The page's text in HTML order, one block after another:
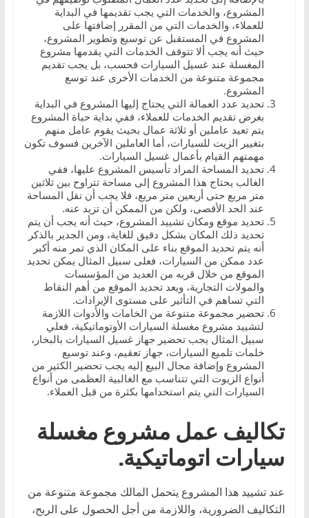
المشروع، والخدمات التي يجب تقديمها في البداية
للعملاء، والخدمات التي من المقرر إضافتها على
المشروع في المستقبل عن توسيع وتطوير المشروع،
حيث أنه يجب ألا تتوقف الخدمات التي يقدمها مشروع
المغسلة عند غسيل السيارات فحسب، بل يجب تقديم
مجموعة متنوعة من الخدمات الأخرى عند توسع
المشروع.
تحديد عدد العمالة التي يحتاج إليها المشروع في البداية
بغرض تقديم الخدمات للعملاء، ففي بداية حياة المشروع
يتم تعيد عاملين أو ثلاثة عمال بحيث يقوم عامل منهم
بتغيير الزيت للسيارات، أما العاملين الآخرين فسوف تكون
مهمتهم القيام بأعمال غسيل السيارات.
تحديد المساحة المراد تأسيس المشروع عليها، ففي
الغالب يحتاج هذا المشروع إلى مساحة تتراوح بين ثلاثين
متر مربع حتى أربعين متر مربع، فلا يجب أن تقل المساحة
عند الحد الأقصى، ولكن من الممكن أن تزيد عنه.
تحديد موقع ومكان تشييد المشروع، حيث أنه يجب أن يتم
تحديد ذلك المكان بشكل دقيق للغاية، ومن الجدير بالذكر
أنه يتم تحديد الموقع بناء على المكان الذي تمر منه أكبر
عدد ممكن من السيارات، فعلى سبيل المثال يمكن تحديد
الموقع من خلال قربه من العديد من المؤسسات
والمولات التجارية، ويعد تحديد الموقع من أهم النقاط
التي تساهم في التأثير على مستوى الإيرادات.
تحضير مجموعة متنوعة من الخامات والأدوات اللازمة
لتشييد مشروع مغسلة السيارات الأوتوماتيكية، فعلي
سبيل المثال يجب تحضير جهاز غسيل السيارات بالبخار،
خلمات تلميع السيارات، جهاز تعقيم، وعند توسيع
المشروع وإضافة مجال البيع إليه يجب تحضير الكثير من
أنواع الزيوت التي تتناسب مع الغالبية العظمى من أنواع
السيارات التي يتم استخدامها بكثرة من قبل العملاء.
تكاليف عمل مشروع مغسلة
سيارات اتوماتيكية.
عند تشييد هذا المشروع يتحمل المالك مجموعة متنوعة من
التكاليف الضرورية، واللازمة من أجل الحصول على الربح،